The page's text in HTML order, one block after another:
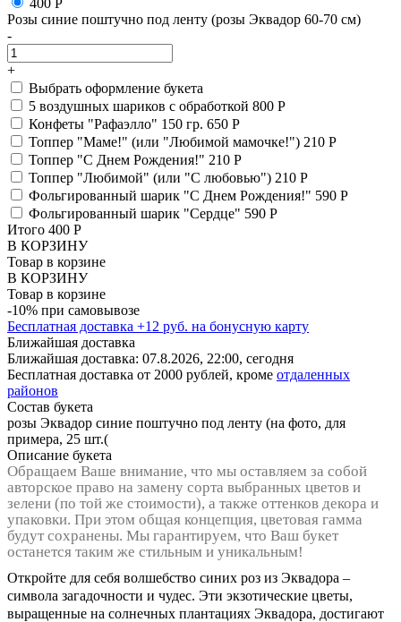
Розы синие поштучно под ленту (розы Эквадор 60-70 см)
-
+
Выбрать оформление букета
5 воздушных шариков с обработкой 800 Р
Конфеты "Рафаэлло" 150 гр. 650 Р
Топпер "Маме!" (или "Любимой мамочке!") 210 Р
Топпер "С Днем Рождения!" 210 Р
Топпер "Любимой" (или "С любовью") 210 Р
Фольгированный шарик "С Днем Рождения!" 590 Р
Фольгированный шарик "Сердце" 590 Р
Итого 400 Р
В КОРЗИНУ
Товар в корзине
В КОРЗИНУ
Товар в корзине
-10% при самовывозе
Бесплатная доставка +12 руб. на бонусную карту
Ближайшая доставка
Ближайшая доставка: 07.8.2026, 22:00, сегодня
Бесплатная доставка от 2000 рублей, кроме отдаленных
районов
Состав букета
розы Эквадор синие поштучно под ленту (на фото, для
примера, 25 шт.(
Описание букета
Обращаем Ваше внимание, что мы оставляем за собой
авторское право на замену сорта выбранных цветов и
зелени (по той же стоимости), а также оттенков декора и
упаковки. При этом общая концепция, цветовая гамма
будут сохранены. Мы гарантируем, что Ваш букет
останется таким же стильным и уникальным!
Откройте для себя волшебство синих роз из Эквадора –
символа загадочности и чудес. Эти экзотические цветы,
выращенные на солнечных плантациях Эквадора, достигают